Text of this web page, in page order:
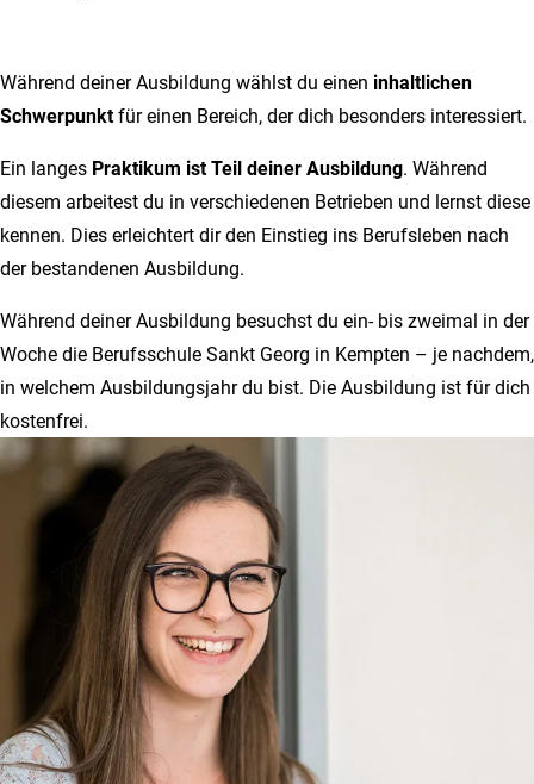
Während deiner Ausbildung wählst du einen inhaltlichen
Schwerpunktfür einen Bereich, der dich besonders interessiert.
Ein langes Praktikum ist Teil deiner Ausbildung. Während
diesem arbeitest du in verschiedenen Betrieben und lernst diese
kennen. Dies erleichtert dir den Einstieg ins Berufsleben nach
der bestandenen Ausbildung.
Während deiner Ausbildung besuchst du ein- bis zweimal in der
Woche die Berufsschule Sankt Georg in Kempten – je nachdem,
in welchem Ausbildungsjahr du bist. Die Ausbildung ist für dich
kostenfrei.